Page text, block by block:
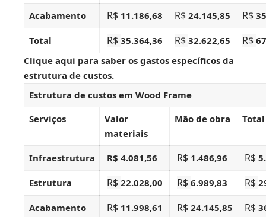
Acabamento R$ 11.186,68 R$ 24.145,85 R$
Total R$ 35.364,36 R$ 32.622,65 R$
Clique aqui para saber os gastos específicos da
estrutura de custos.
Estrutura de custos em Wood Frame
Serviços
Valor
materiais
Mão de obra Total
Infraestrutura R$ 4.081,56 R$ 1.486,96 R$
Estrutura R$ 22.028,00 R$ 6.989,83 R$
Acabamento R$ 11.998,61 R$ 24.145,85 R$